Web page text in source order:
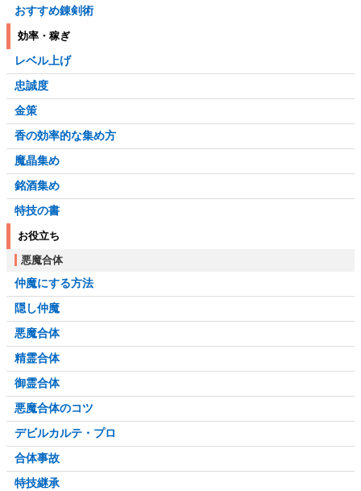
おすすめ錬剣術
効率・稼ぎ
レベル上げ
忠誠度
金策
香の効率的な集め方
魔晶集め
銘酒集め
特技の書
お役立ち
悪魔合体
仲魔にする方法
隠し仲魔
悪魔合体
精霊合体
御霊合体
悪魔合体のコツ
デビルカルテ・プロ
合体事故
特技継承